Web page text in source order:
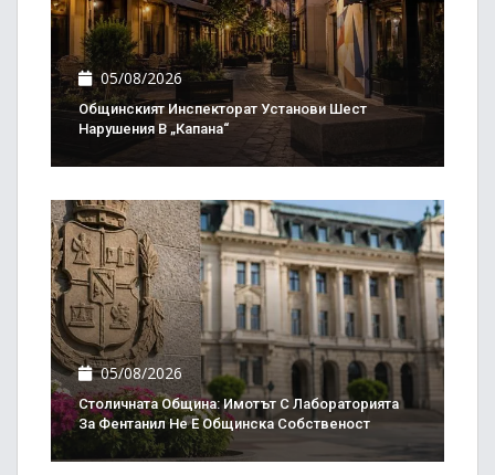
05/08/2026
Общинският Инспекторат Установи Шест
Нарушения В „Капана“
05/08/2026
Столичната Община: Имотът С Лабораторията
За Фентанил Не Е Общинска Собственост